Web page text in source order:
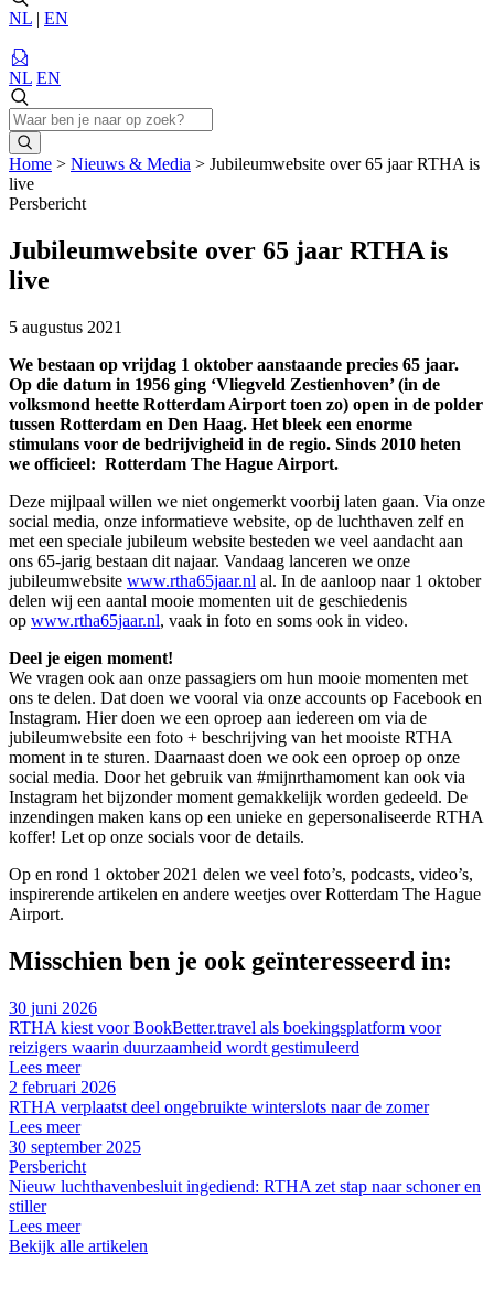
NL | EN
NL EN
Home > Nieuws & Media > Jubileumwebsite over 65 jaar RTHA is
live
Persbericht
Jubileumwebsite over 65 jaar RTHA is
live
5 augustus 2021
We bestaan op vrijdag 1 oktober aanstaande precies 65 jaar.
Op die datum in 1956 ging ‘Vliegveld Zestienhoven’ (in de
volksmond heette Rotterdam Airport toen zo) open in de polder
tussen Rotterdam en Den Haag. Het bleek een enorme
stimulans voor de bedrijvigheid in de regio. Sinds 2010 heten
we officieel: Rotterdam The Hague Airport.
Deze mijlpaal willen we niet ongemerkt voorbij laten gaan. Via onze
social media, onze informatieve website, op de luchthaven zelf en
met een speciale jubileum website besteden we veel aandacht aan
ons 65-jarig bestaan dit najaar. Vandaag lanceren we onze
jubileumwebsite www.rtha65jaar.nl al. In de aanloop naar 1 oktober
delen wij een aantal mooie momenten uit de geschiedenis
op www.rtha65jaar.nl, vaak in foto en soms ook in video.
Deel je eigen moment!
We vragen ook aan onze passagiers om hun mooie momenten met
ons te delen. Dat doen we vooral via onze accounts op Facebook en
Instagram. Hier doen we een oproep aan iedereen om via de
jubileumwebsite een foto + beschrijving van het mooiste RTHA
moment in te sturen. Daarnaast doen we ook een oproep op onze
social media. Door het gebruik van #mijnrthamoment kan ook via
Instagram het bijzonder moment gemakkelijk worden gedeeld. De
inzendingen maken kans op een unieke en gepersonaliseerde RTHA
koffer! Let op onze socials voor de details.
Op en rond 1 oktober 2021 delen we veel foto’s, podcasts, video’s,
inspirerende artikelen en andere weetjes over Rotterdam The Hague
Airport.
Misschien ben je ook geïnteresseerd in:
30 juni 2026
RTHA kiest voor BookBetter.travel als boekingsplatform voor
reizigers waarin duurzaamheid wordt gestimuleerd
Lees meer
2 februari 2026
RTHA verplaatst deel ongebruikte winterslots naar de zomer
Lees meer
30 september 2025
Persbericht
Nieuw luchthavenbesluit ingediend: RTHA zet stap naar schoner en
stiller
Lees meer
Bekijk alle artikelen